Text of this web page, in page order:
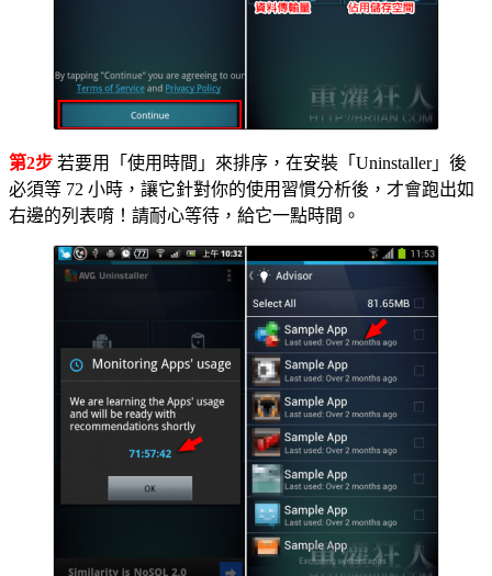
第2步 若要用「使用時間」來排序，在安裝「Uninstaller」後
必須等 72 小時，讓它針對你的使用習慣分析後，才會跑出如
右邊的列表唷！請耐心等待，給它一點時間。